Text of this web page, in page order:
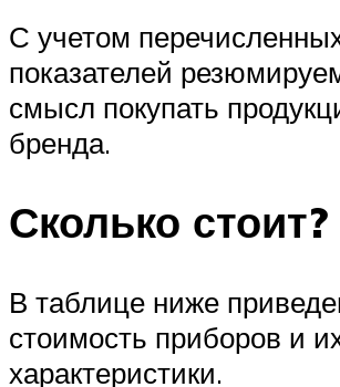
С учетом
показателей
смысл покупать
бренда.
Сколько стоит?
В таблице ниже
стоимость приборов и
характеристики.